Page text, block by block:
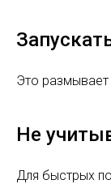
Это размывает
Не
Для быстрых